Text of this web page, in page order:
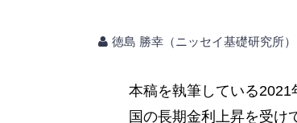
徳島 勝幸（ニッセイ基礎研究所）
本稿を執筆している
国の長期金利上昇を受け